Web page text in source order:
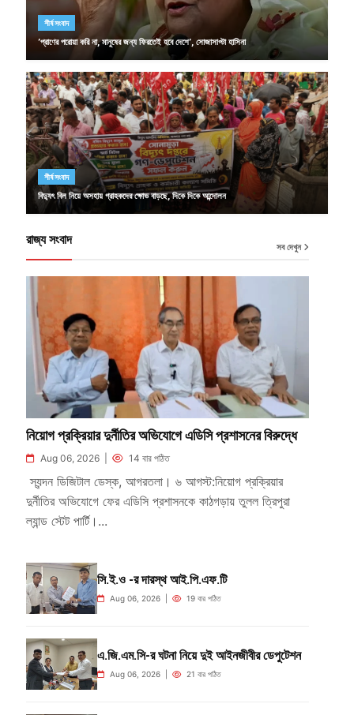
শীর্ষ সংবাদ
’প্রাণের পরোয়া করি না, মানুষের জন্য ফিরতেই হবে দেশে’, সোজাসাপ্টা হাসিনা
শীর্ষ সংবাদ
বিদ্যুৎ বিল নিয়ে অসহায় গ্রাহকদের ক্ষোভ বাড়ছে, দিকে দিকে আন্দোলন
রাজ্য সংবাদ সব দেখুন
নিয়োগ প্রক্রিয়ার দুর্নীতির অভিযোগে এডিসি প্রশাসনের বিরুদ্ধে
Aug 06, 2026 | 14 বার পঠিত
স্যন্দন ডিজিটাল ডেস্ক, আগরতলা। ৬ আগস্ট:নিয়োগ প্রক্রিয়ার
দুর্নীতির অভিযোগে ফের এডিসি প্রশাসনকে কাঠগড়ায় তুলল ত্রিপুরা
ল্যান্ড স্টেট পার্টি।...
সি.ই.ও -র দারস্থ আই.পি.এফ.টি
Aug 06, 2026 | 19 বার পঠিত
এ.জি.এম.সি-র ঘটনা নিয়ে দুই আইনজীবীর ডেপুটেশন
Aug 06, 2026 | 21 বার পঠিত